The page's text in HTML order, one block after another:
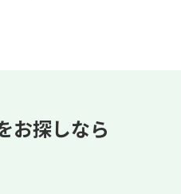
お探しなら